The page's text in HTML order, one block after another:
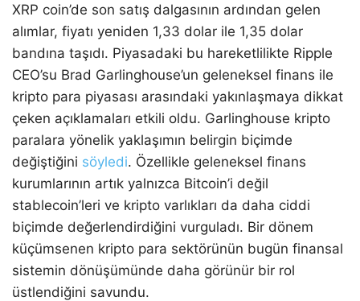
XRP coin’de son satış dalgasının ardından gelen
alımlar, fiyatı yeniden 1,33 dolar ile 1,35 dolar
bandına taşıdı. Piyasadaki bu hareketlilikte Ripple
CEO’su Brad Garlinghouse’un geleneksel finans ile
kripto para piyasası arasındaki yakınlaşmaya dikkat
çeken açıklamaları etkili oldu. Garlinghouse kripto
paralara yönelik yaklaşımın belirgin biçimde
değiştiğini söyledi. Özellikle geleneksel finans
kurumlarının artık yalnızca Bitcoin’i değil
stablecoin’leri ve kripto varlıkları da daha ciddi
biçimde değerlendirdiğini vurguladı. Bir dönem
küçümsenen kripto para sektörünün bugün finansal
sistemin dönüşümünde daha görünür bir rol
üstlendiğini savundu.